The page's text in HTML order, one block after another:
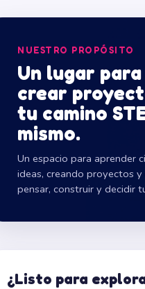
NUESTRO PROPÓSITO
Un lugar
crear
tu camino
mismo.
Un espacio para aprender
ideas, creando proyectos
pensar, construir y decidir
¿Listo para